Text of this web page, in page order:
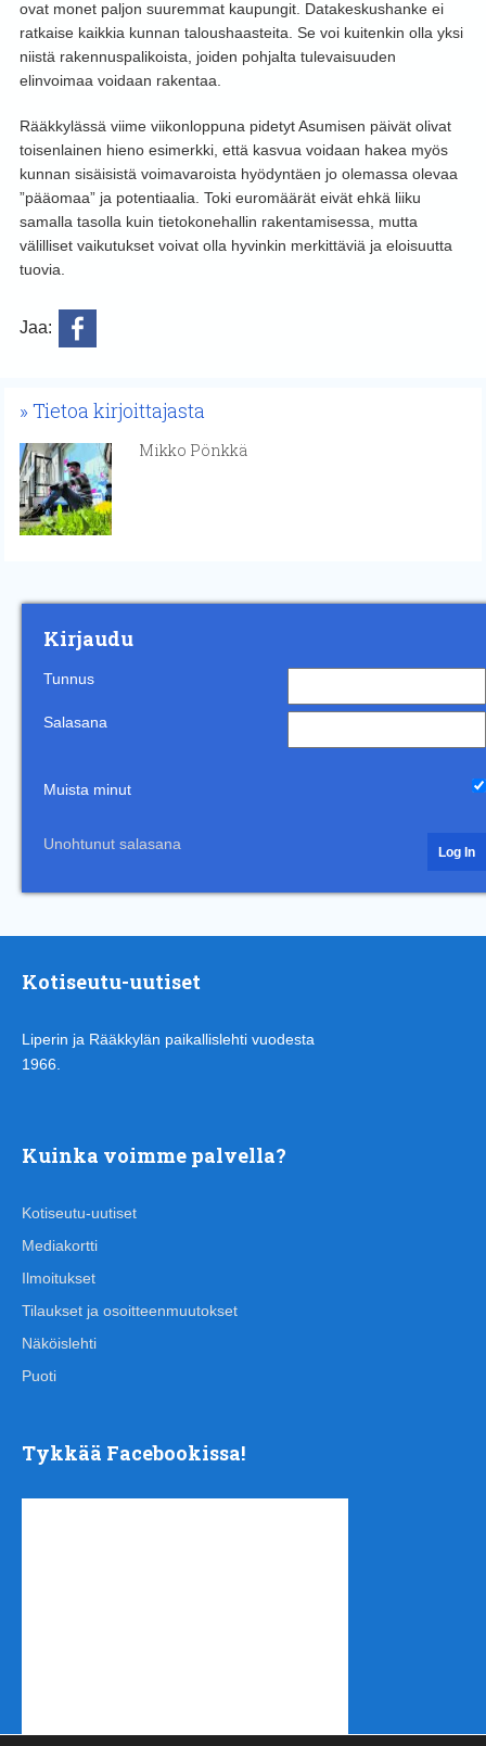
ovat monet paljon suuremmat kaupungit. Datakeskushanke ei
ratkaise kaikkia kunnan taloushaasteita. Se voi kuitenkin olla yksi
niistä rakennuspalikoista, joiden pohjalta tulevaisuuden
elinvoimaa voidaan rakentaa.
Rääkkylässä viime viikonloppuna pidetyt Asumisen päivät olivat
toisenlainen hieno esimerkki, että kasvua voidaan hakea myös
kunnan sisäisistä voimavaroista hyödyntäen jo olemassa olevaa
”pääomaa” ja potentiaalia. Toki euromäärät eivät ehkä liiku
samalla tasolla kuin tietokonehallin rakentamisessa, mutta
välilliset vaikutukset voivat olla hyvinkin merkittäviä ja eloisuutta
tuovia.
Jaa:
Tietoa kirjoittajasta
Mikko Pönkkä
Kirjaudu
Tunnus
Salasana
Muista minut
Unohtunut salasana
Kotiseutu-uutiset
Liperin ja Rääkkylän paikallislehti vuodesta
1966.
Kuinka voimme palvella?
Kotiseutu-uutiset
Mediakortti
Ilmoitukset
Tilaukset ja osoitteenmuutokset
Näköislehti
Puoti
Tykkää Facebookissa!